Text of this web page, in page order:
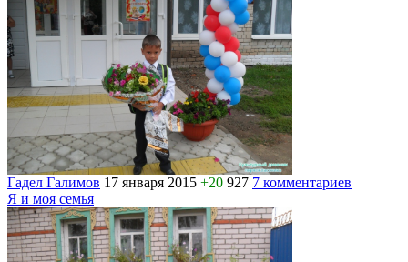
Гадел Галимов 17 января 2015 +20 927 7 комментариев
Я и моя семья